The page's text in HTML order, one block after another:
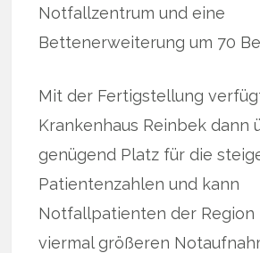
Notfallzentrum und eine
Bettenerweiterung um 70
Mit der Fertigstellung
Krankenhaus Reinbek dann
genügend Platz für die
Patientenzahlen und kann
Notfallpatienten der Region
viermal größeren